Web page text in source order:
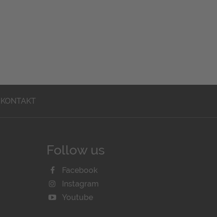
KONTAKT
Follow us
Facebook
Instagram
Youtube